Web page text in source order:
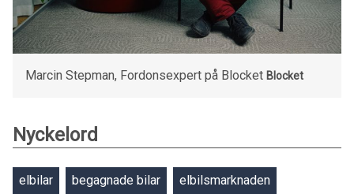
Marcin Stepman, Fordonsexpert på Blocket Blocket
Nyckelord
elbilar begagnade bilar elbilsmarknaden